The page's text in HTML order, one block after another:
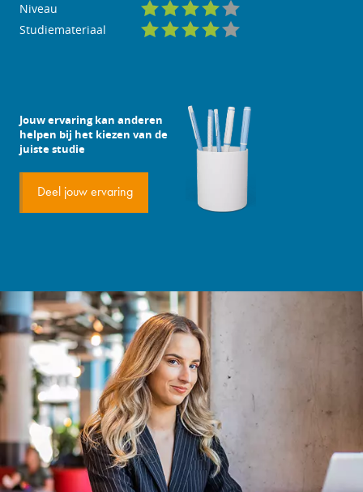
Niveau
Studiemateriaal
Jouw ervaring kan anderen
helpen bij het kiezen van de
juiste studie
Deel jouw ervaring